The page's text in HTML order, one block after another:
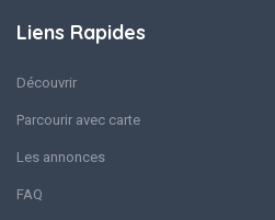
Liens Rapides
Découvrir
Parcourir avec carte
Les annonces
FAQ